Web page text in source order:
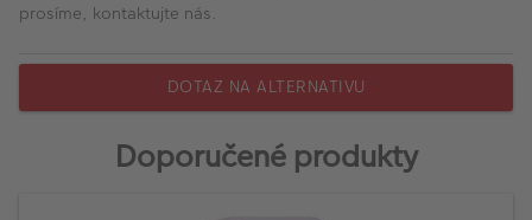
Fotoprodukty
prosíme, kontaktujte nás.
DOTAZ NA ALTERNATIVU
Doporučené produkty